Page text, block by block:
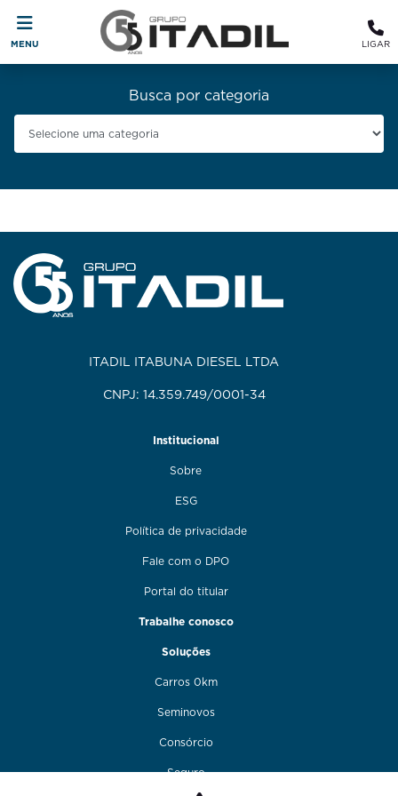
MENU LIGAR
Busca por categoria
ITADIL ITABUNA DIESEL LTDA
CNPJ: 14.359.749/0001-34
Institucional
Sobre
ESG
Política de privacidade
Fale com o DPO
Portal do titular
Trabalhe conosco
Soluções
Carros 0km
Seminovos
Consórcio
Seguro